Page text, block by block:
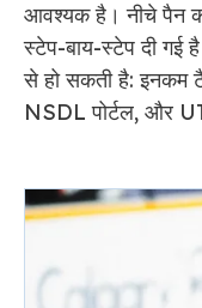
आवश्यक है। नीचे पैन
स्टेप-बाय-स्टेप दी गई
से हो सकती है:
NSDL पोर्टल, और